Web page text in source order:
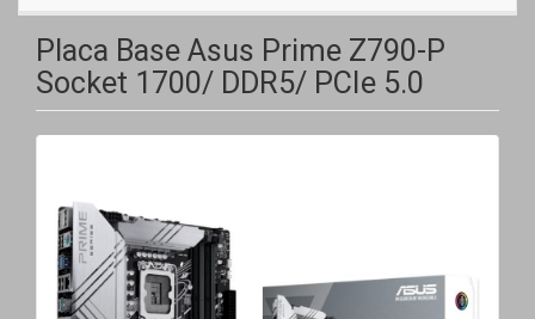
Placa Base Asus Prime Z790-P
Socket 1700/ DDR5/ PCIe 5.0